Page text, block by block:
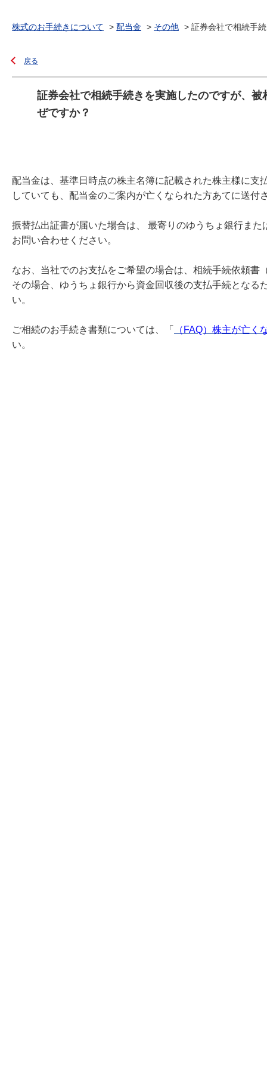
株式のお手続きについて > 配当金 > その他 > 証券会社で相続手
戻る
証券会社で相続手続きを実施したのですが、
ぜですか？
配当金は、基準日時点の株主名簿に記載された株主様に
していても、配当金のご案内が亡くなられた方あてに送付
振替払出証書が届いた場合は、 最寄りのゆうちょ銀行ま
お問い合わせください。
なお、当社でのお支払をご希望の場合は、相続手続依頼
その場合、ゆうちょ銀行から資金回収後の支払手続とな
い。
ご相続のお手続き書類については、「
（FAQ）株主が亡
い。